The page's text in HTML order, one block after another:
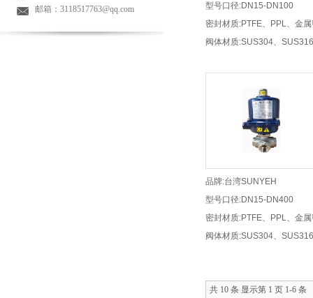
邮箱：3118517763@qq.com
型号口径:DN15-DN100
密封材质:PTFE、PPL、金
阀体材质:SUS304、
品牌:台湾SUNYEH
型号口径:DN15-DN400
密封材质:PTFE、PPL、金
阀体材质:SUS304、
共 10 条 显示第 1 页 1-6 条